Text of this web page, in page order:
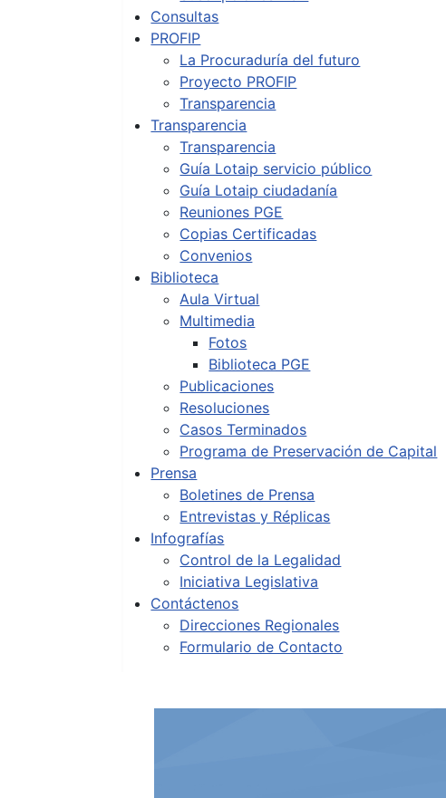
Consultas
PROFIP
La Procuraduría del futuro
Proyecto PROFIP
Transparencia
Transparencia
Transparencia
Guía Lotaip servicio público
Guía Lotaip ciudadanía
Reuniones PGE
Copias Certificadas
Convenios
Biblioteca
Aula Virtual
Multimedia
Fotos
Biblioteca PGE
Publicaciones
Resoluciones
Casos Terminados
Programa de Preservación de Capital
Prensa
Boletines de Prensa
Entrevistas y Réplicas
Infografías
Control de la Legalidad
Iniciativa Legislativa
Contáctenos
Direcciones Regionales
Formulario de Contacto